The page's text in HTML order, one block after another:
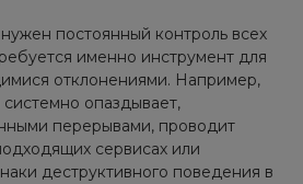
постоянный контроль всех
именно инструмент для
отклонениями. Например,
опаздывает,
перерывами, проводит
сервисах или
деструктивного поведения в